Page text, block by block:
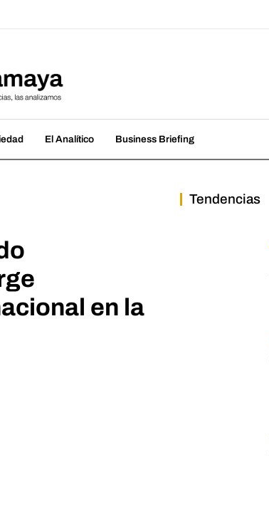
El Analítico Business Briefing
en la
Tendencias